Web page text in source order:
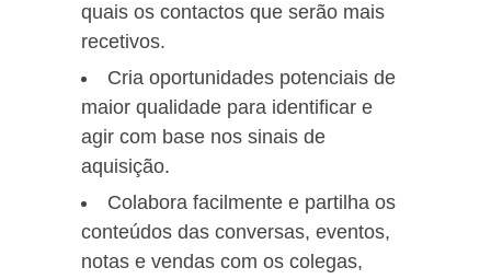
quais os contactos que serão mais
recetivos.
Cria oportunidades potenciais de
maior qualidade para identificar e
agir com base nos sinais de
aquisição.
Colabora facilmente e partilha os
conteúdos das conversas, eventos,
notas e vendas com os colegas,